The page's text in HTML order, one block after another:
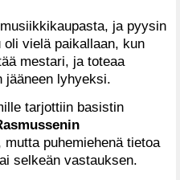
ja pyysin
vielä paikallaan, kun
mestari, ja toteaa
jääneen lyhyeksi.
tarjottiin basistin
puhemiehenä tietoa
selkeän vastauksen.